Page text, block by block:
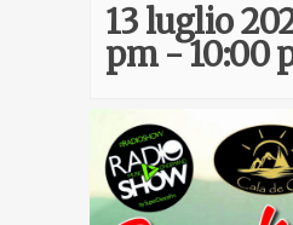
13 luglio
pm-10:00